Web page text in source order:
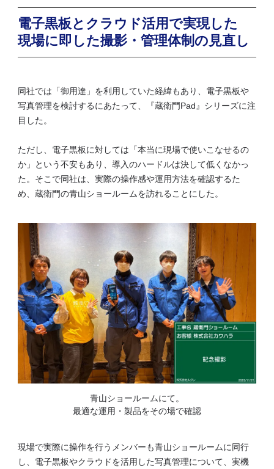
電子黒板とクラウド活用で実現した
現場に即した撮影・管理体制の見直し
同社では「御用達」を利用していた経緯もあり、電子黒板や
写真管理を検討するにあたって、『蔵衛門Pad』シリーズに注
目した。
ただし、電子黒板に対しては「本当に現場で使いこなせるの
か」という不安もあり、導入のハードルは決して低くなかっ
た。そこで同社は、実際の操作感や運用方法を確認するた
め、蔵衛門の青山ショールームを訪れることにした。
青山ショールームにて。
最適な運用・製品をその場で確認
現場で実際に操作を行うメンバーも青山ショールームに同行
し、電子黒板やクラウドを活用した写真管理について、実機